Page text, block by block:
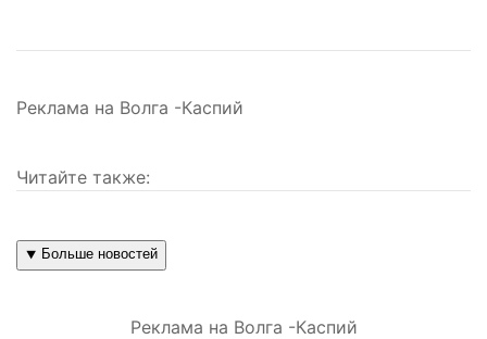
Реклама на Волга -Каспий
Читайте также:
⯆ Больше новостей
Реклама на Волга -Каспий